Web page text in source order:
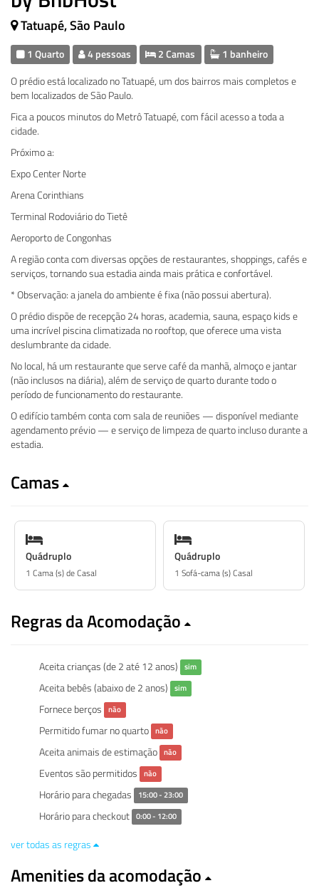
Tatuapé, São Paulo
1 Quarto 4 pessoas 2 Camas 1 banheiro
O prédio está localizado no Tatuapé, um dos bairros mais completos e
bem localizados de São Paulo.
Fica a poucos minutos do Metrô Tatuapé, com fácil acesso a toda a
cidade.
Próximo a:
Expo Center Norte
Arena Corinthians
Terminal Rodoviário do Tietê
Aeroporto de Congonhas
A região conta com diversas opções de restaurantes, shoppings, cafés e
serviços, tornando sua estadia ainda mais prática e confortável.
* Observação: a janela do ambiente é fixa (não possui abertura).
O prédio dispõe de recepção 24 horas, academia, sauna, espaço kids e
uma incrível piscina climatizada no rooftop, que oferece uma vista
deslumbrante da cidade.
No local, há um restaurante que serve café da manhã, almoço e jantar
(não inclusos na diária), além de serviço de quarto durante todo o
período de funcionamento do restaurante.
O edifício também conta com sala de reuniões — disponível mediante
agendamento prévio — e serviço de limpeza de quarto incluso durante a
estadia.
Camas
Quádruplo
1 Cama (s) de Casal
Quádruplo
1 Sofá-cama (s) Casal
Regras da Acomodação
Aceita crianças (de 2 até 12 anos) sim
Aceita bebês (abaixo de 2 anos) sim
Fornece berços não
Permitido fumar no quarto não
Aceita animais de estimação não
Eventos são permitidos não
Horário para chegadas 15:00 - 23:00
Horário para checkout 0:00 - 12:00
ver todas as regras
Amenities da acomodação